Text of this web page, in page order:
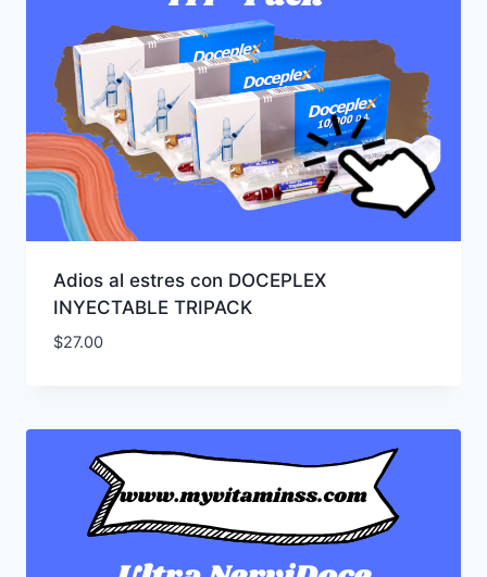
Adios al estres con DOCEPLEX
INYECTABLE TRIPACK
$27.00